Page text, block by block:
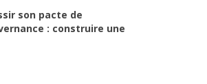
son pacte de
: construire une